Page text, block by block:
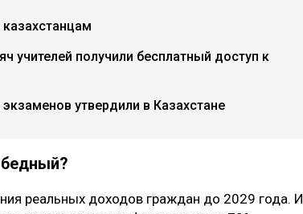
учителей получили бесплатный доступ к
утвердили в Казахстане
реальных доходов граждан до 2029 года. И